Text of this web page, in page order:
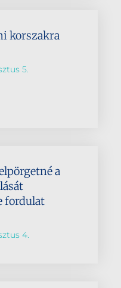
korszakra
5.
a
fordulat
4.